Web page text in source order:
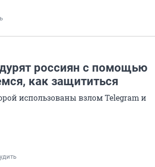
россиян с помощью
как защититься
использованы взлом Telegram и